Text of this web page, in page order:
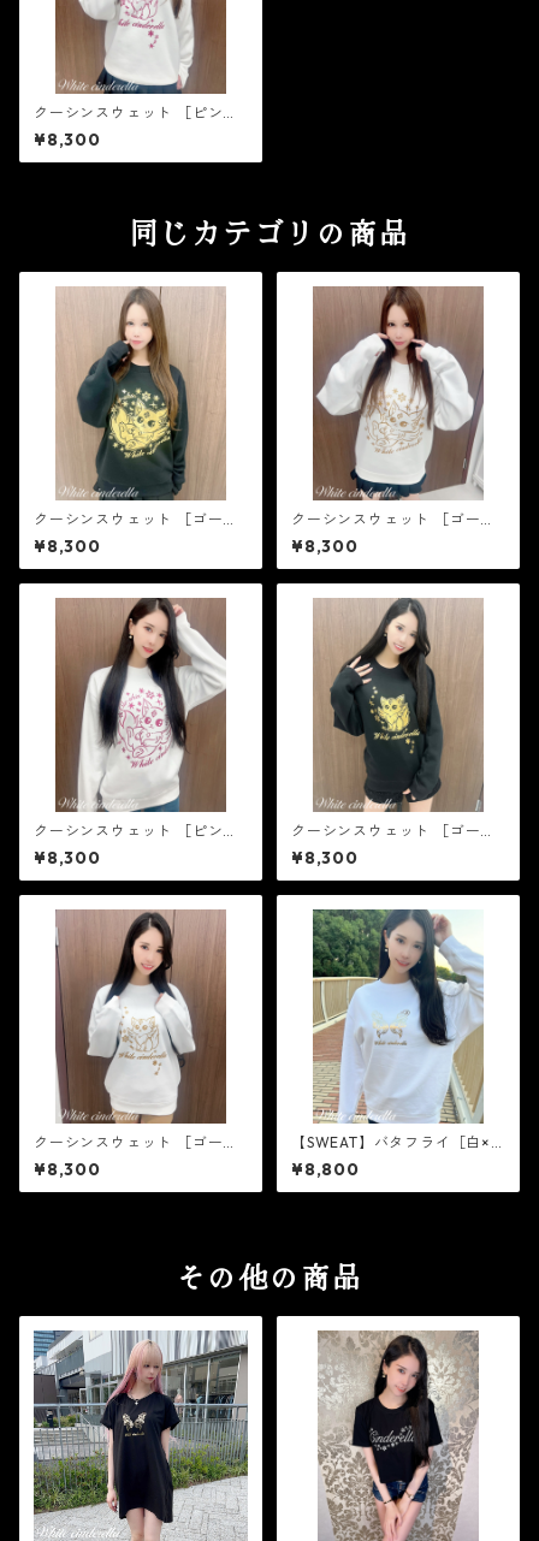
クーシンスウェット ［ピンク
ラメ］
¥8,300
同じカテゴリの商品
クーシンスウェット ［ゴール
ド箔］
¥8,300
クーシンスウェット ［ゴール
ドラメ］
¥8,300
クーシンスウェット ［ピンク
ラメ］
¥8,300
クーシンスウェット ［ゴール
ド箔］
¥8,300
クーシンスウェット ［ゴール
ドラメ］
¥8,300
【SWEAT】バタフライ［白×
ゴールド箔］
¥8,800
その他の商品